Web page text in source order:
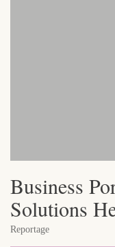
Business
Solutions
Reportage